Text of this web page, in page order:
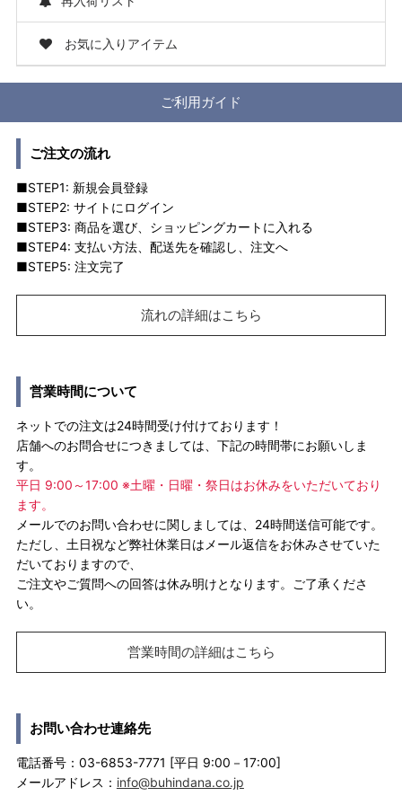
お気に入りアイテム
ご利用ガイド
ご注文の流れ
■STEP1: 新規会員登録
■STEP2: サイトにログイン
■STEP3: 商品を選び、ショッピングカートに入れる
■STEP4: 支払い方法、配送先を確認し、注文へ
■STEP5: 注文完了
流れの詳細はこちら
営業時間について
ネットでの注文は24時間受け付けております！
店舗へのお問合せにつきましては、下記の時間帯にお願いしま
す。
平日 9:00～17:00 ※土曜・日曜・祭日はお休みをいただいており
ます。
メールでのお問い合わせに関しましては、24時間送信可能です。
ただし、土日祝など弊社休業日はメール返信をお休みさせていた
だいておりますので、
ご注文やご質問への回答は休み明けとなります。ご了承くださ
い。
営業時間の詳細はこちら
お問い合わせ連絡先
電話番号：03-6853-7771 [平日 9:00－17:00]
メールアドレス： info@buhindana.co.jp